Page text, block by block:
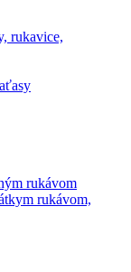
rukavice,
rukávom
rukávom,